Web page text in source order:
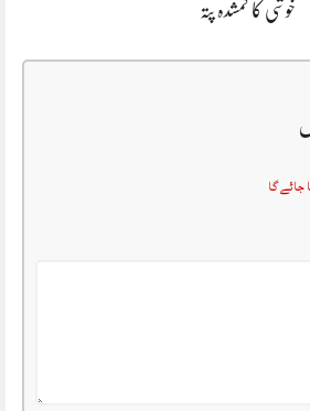
خوشی کا گمشدہ پتہ
جائے گا